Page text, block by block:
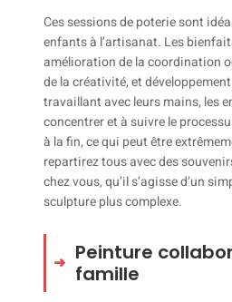
Ces sessions de poterie sont
enfants à l’artisanat. Les
amélioration de la coordination
de la créativité, et
travaillant avec leurs mains, les
concentrer et à suivre le
à la fin, ce qui peut être
repartirez tous avec des
chez vous, qu’il s’agisse d’un
sculpture plus complexe.
Peinture
famille